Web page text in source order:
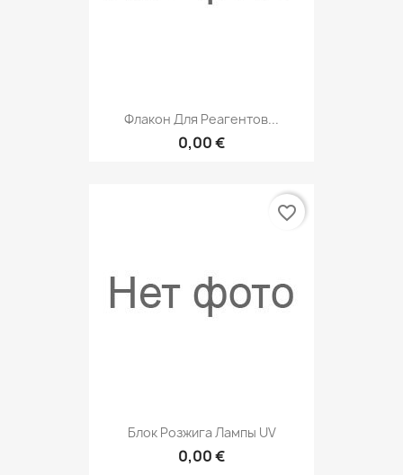
Флакон Для Реагентов...
0,00 €
Блок Розжига Лампы UV
0,00 €
favorite_border